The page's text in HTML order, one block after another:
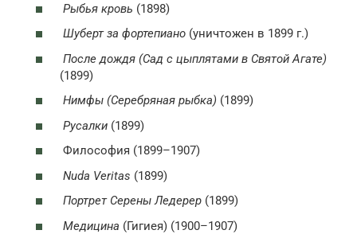
Рыбья кровь (1898)
Шуберт за фортепиано (уничтожен в 1899 г.)
После дождя (Сад с цыплятами в Святой Агате)
(1899)
Нимфы (Серебряная рыбка) (1899)
Русалки (1899)
Философия (1899–1907)
Nuda Veritas (1899)
Портрет Серены Ледерер (1899)
Медицина (Гигиея) (1900–1907)